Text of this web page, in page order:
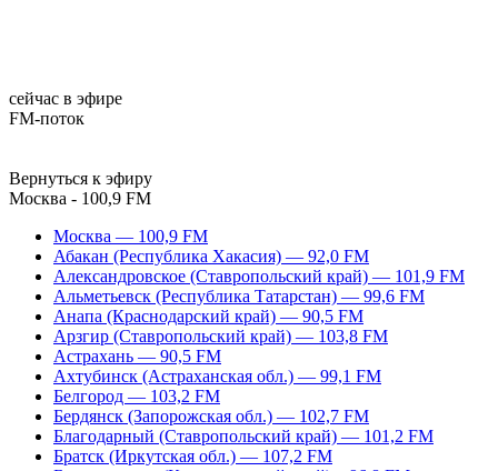
сейчас в эфире
FM-поток
Вернуться к эфиру
Москва - 100,9 FM
Москва — 100,9 FM
Абакан (Республика Хакасия) — 92,0 FM
Александровское (Ставропольский край) — 101,9 FM
Альметьевск (Республика Татарстан) — 99,6 FM
Анапа (Краснодарский край) — 90,5 FM
Арзгир (Ставропольский край) — 103,8 FM
Астрахань — 90,5 FM
Ахтубинск (Астраханская обл.) — 99,1 FM
Белгород — 103,2 FM
Бердянск (Запорожская обл.) — 102,7 FM
Благодарный (Ставропольский край) — 101,2 FM
Братск (Иркутская обл.) — 107,2 FM